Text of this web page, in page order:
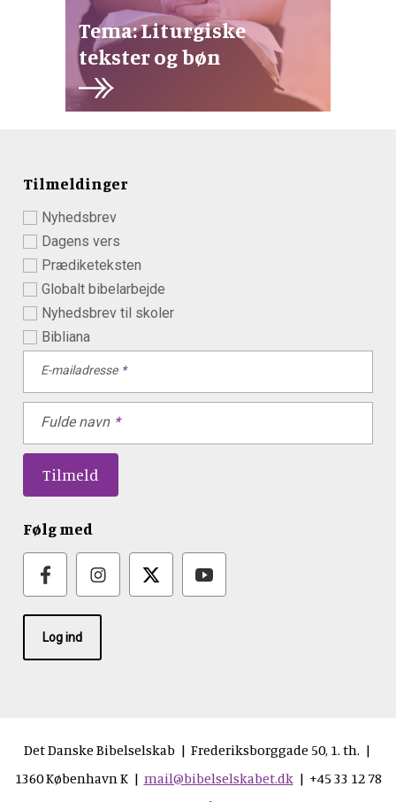
Tema: Liturgiske
tekster og bøn
Tilmeldinger
Nyhedsbrev
Dagens vers
Prædiketeksten
Globalt bibelarbejde
Nyhedsbrev til skoler
Bibliana
E-mailadresse
Fulde navn
Følg med
Log ind
Det Danske Bibelselskab | Frederiksborggade 50, 1. th. |
1360 København K | mail@bibelselskabet.dk| +45 33 12 78